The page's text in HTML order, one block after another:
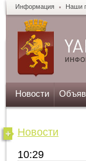
Информация Наши
Новости
Новости
10:29